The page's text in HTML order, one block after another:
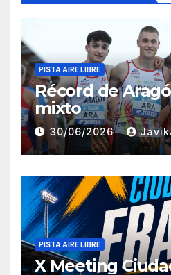
PISTA AIRE LIBRE
Récord de
mixto
30/06/2026
PISTA AIRE LIBRE
X Meeting